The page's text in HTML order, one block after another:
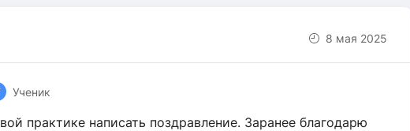
8 мая 2025
Ученик
практике написать поздравление. Заранее благодарю